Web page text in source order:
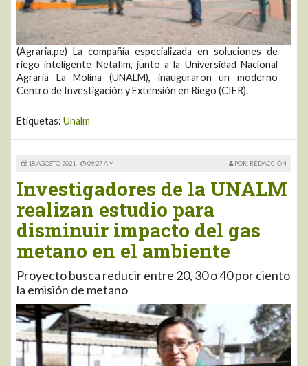
(Agraria.pe) La compañía especializada en soluciones de
riego inteligente Netafim, junto a la Universidad Nacional
Agraria La Molina (UNALM), inauguraron un moderno
Centro de Investigación y Extensión en Riego (CIER).
Etiquetas: Unalm
18 AGOSTO 2021 | 09:27 AM POR: REDACCIÓN
Investigadores de la UNALM
realizan estudio para
disminuir impacto del gas
metano en el ambiente
Proyecto busca reducir entre 20, 30 o 40 por ciento
la emisión de metano